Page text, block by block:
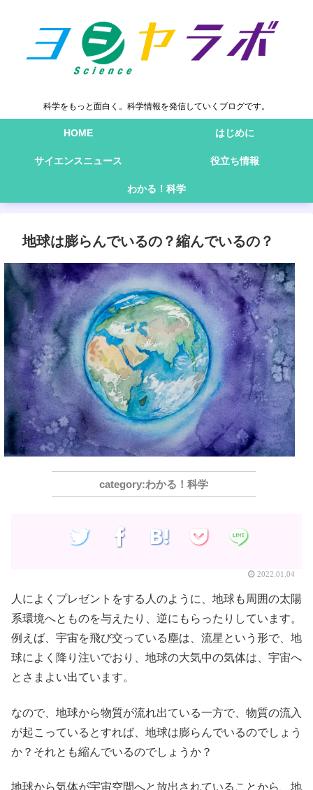
科学をもっと面白く。科学情報を発信していくブログです。
HOME はじめに
サイエンスニュース 役立ち情報
わかる！科学
地球は膨らんでいるの？縮んでいるの？
わかる！科学
2022.01.04
人によくプレゼントをする人のように、地球も周囲の太陽
系環境へとものを与えたり、逆にもらったりしています。
例えば、宇宙を飛び交っている塵は、流星という形で、地
球によく降り注いでおり、地球の大気中の気体は、宇宙へ
とさまよい出ています。
なので、地球から物質が流れ出ている一方で、物質の流入
が起こっているとすれば、地球は膨らんでいるのでしょう
か？それとも縮んでいるのでしょうか？
地球から気体が宇宙空間へと放出されていることから、地